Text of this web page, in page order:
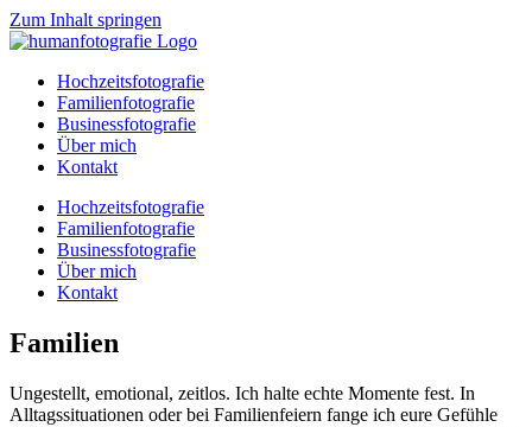
Zum Inhalt springen
Hochzeitsfotografie
Familienfotografie
Businessfotografie
Über mich
Kontakt
Hochzeitsfotografie
Familienfotografie
Businessfotografie
Über mich
Kontakt
Familien
Ungestellt, emotional, zeitlos. Ich halte echte Momente fest. In
Alltagssituationen oder bei Familienfeiern fange ich eure Gefühle